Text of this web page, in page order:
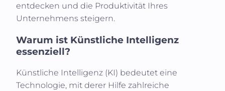
entdecken und die Produktivität Ihres
Unternehmens steigern.
Warum ist Künstliche Intelligenz
essenziell?
Künstliche Intelligenz (KI) bedeutet eine
Technologie, mit derer Hilfe zahlreiche